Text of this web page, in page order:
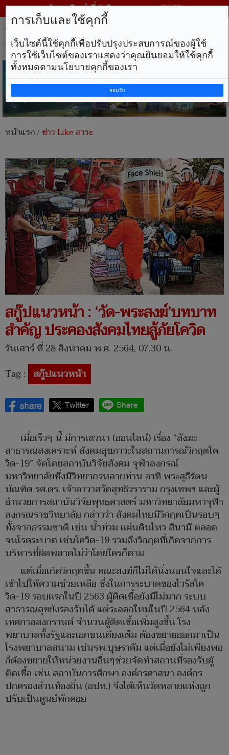
วันอาทิตย์ ที่ 9 สิงหาคม พ.ศ. 2569
หน้าแรก/ข่าว Like สาระ
สกู๊ปแนวหน้า : ‘วัด-พระสงฆ์’บทบาท
สำคัญ ประคองสังคมไทยสู้ภัยโควิด
วันเสาร์ ที่ 28 สิงหาคม พ.ศ. 2564, 07.30 น.
Tag : สกู๊ปแนวหน้า
เมื่อเร็วๆ นี้ มีการเสวนา (ออนไลน์) เรื่อง “สังฆะ
สาธารณสงเคราะห์ สังคมสุขภาวะในสถานการณ์วิกฤตโค
วิด-19” จัดโดยสถาบันวิจัยสังคม จุฬาลงกรณ์
มหาวิทยาลัยซึ่งมีวิทยากรหลายท่าน อาทิ พระสุธีรัตน
บัณฑิต รศ.ดร. เจ้าอาวาสวัดสุทธิวราราม กรุงเทพฯ และผู้
อำนวยการสถาบันวิจัยพุทธศาสตร์ มหาวิทยาลัยมหาจุฬา
ลงกรณราชวิทยาลัย กล่าวว่า สังคมไทยมีวิกฤตเป็นรอบๆ
ทั้งจากธรรมชาติ เช่น น้ำท่วม แผ่นดินไหว สึนามี ตลอด
จนโรคระบาด เช่นโควิด-19 รวมถึงวิกฤตที่เกิดจากการ
บริหารที่ผิดพลาดไม่ว่าโดยใครก็ตาม
แต่เมื่อเกิดวิกฤตขึ้น คณะสงฆ์ก็ไม่ได้นิ่งนอนใจและได้
เข้าไปให้ความช่วยเหลือ ซึ่งในการระบาดของไวรัสโค
วิด-19 รอบแรกในปี 2563 ผู้ติดเชื้อยังมีไม่มาก ระบบ
สาธารณสุขยังรองรับได้ แต่ระลอกใหม่ในปี 2564 หลัง
เทศกาลสงกรานต์ จำนวนผู้ติดเชื้อเพิ่มสูงขึ้น โรง
พยาบาลทั้งรัฐและเอกชนเตียงเต็ม ต้องขยายออกมาเป็น
โรงพยาบาลสนาม เช่นรพ.บุษราคัม แต่เมื่อยังไม่เพียงพอ
ก็ต้องขยายให้หน่วยงานอื่นๆช่วยจัดทำสถานที่รองรับผู้
ติดเชื้อ เช่น สถาบันการศึกษา องค์กรศาสนา องค์กร
ปกครองส่วนท้องถิ่น (อปท.) จึงได้เห็นวัดหลายแห่งถูก
ปรับเป็นศูนย์พักคอย
การเก็บและใช้คุกกี้
เว็บไซต์นี้ใช้คุกกี้เพื่อปรับปรุงประสบการณ์ของผู้ใช้
การใช้เว็บไซต์ของเราแสดงว่าคุณยินยอมให้ใช้คุกกี้
ทั้งหมดตามนโยบายคุกกี้ของเรา
ยอมรับ